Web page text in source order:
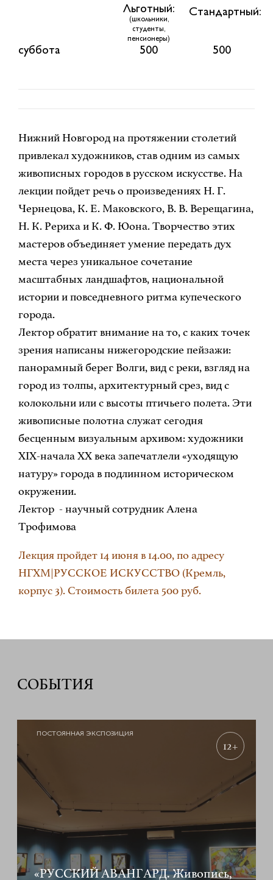
Льготный:
(школьники,
студенты,
пенсионеры)
Стандартный:
суббота 500 500
Нижний Новгород на протяжении столетий
привлекал художников, став одним из самых
живописных городов в русском искусстве. На
лекции пойдет речь о произведениях Н. Г.
Чернецова, К. Е. Маковского, В. В. Верещагина,
Н. К. Рериха и К. Ф. Юона. Творчество этих
мастеров объединяет умение передать дух
места через уникальное сочетание
масштабных ландшафтов, национальной
истории и повседневного ритма купеческого
города.
Лектор обратит внимание на то, с каких точек
зрения написаны нижегородские пейзажи:
панорамный берег Волги, вид с реки, взгляд на
город из толпы, архитектурный срез, вид с
колокольни или с высоты птичьего полета. Эти
живописные полотна служат сегодня
бесценным визуальным архивом: художники
ХIХ-начала ХХ века запечатлели «уходящую
натуру» города в подлинном историческом
окружении.
Лектор - научный сотрудник Алена
Трофимова
Лекция пройдет 14 июня в 14.00, по адресу
НГХМ|РУССКОЕ ИСКУССТВО (Кремль,
корпус 3). Стоимость билета 500 руб.
СОБЫТИЯ
ПОСТОЯННАЯ ЭКСПОЗИЦИЯ
12+
«РУССКИЙ АВАНГАРД. Живопись,